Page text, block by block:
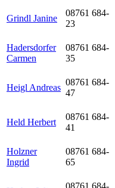
Grindl Janine
08761 684-
23
Hadersdorfer
Carmen
08761 684-
35
Heigl Andreas
08761 684-
47
Held Herbert
08761 684-
41
Holzner
Ingrid
08761 684-
65
08761 684-